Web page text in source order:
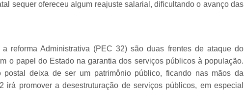
sequer ofereceu algum reajuste salarial, dificultando o avanço das
reforma Administrativa (PEC 32) são duas frentes de ataque do
o papel do Estado na garantia dos serviços públicos à população.
postal deixa de ser um patrimônio público, ficando nas mãos da
irá promover a desestruturação de serviços públicos, em especial